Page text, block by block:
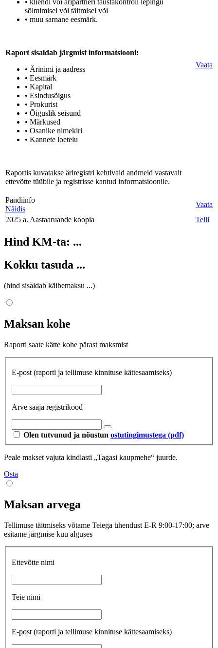
• kliendi või äripartneri taustakontroll lepingu
sõlmimisel või täitmisel või
• muu sarnane eesmärk.
Raport sisaldab järgmist informatsiooni:
• Ärinimi ja aadress
• Eesmärk
• Kapital
• Esindusõigus
• Prokurist
• Õiguslik seisund
• Märkused
• Osanike nimekiri
• Kannete loetelu
Raportis kuvatakse äriregistri kehtivaid andmeid vastavalt
ettevõtte tüübile ja registrisse kantud informatsioonile.
Vaata
Pandiinfo
Näidis
Vaata
2025 a. Aastaaruande koopia
Telli
Hind KM-ta: ...
Kokku tasuda ...
(hind sisaldab käibemaksu ...)
Maksan kohe
Raporti saate kätte kohe pärast maksmist
E-post (raporti ja tellimuse kinnituse kättesaamiseks)
Arve saaja registrikood
Olen tutvunud ja nõustun ostutingimustega (pdf)
Peale makset vajuta kindlasti „Tagasi kaupmehe“ juurde.
Osta
Maksan arvega
Tellimuse täitmiseks võtame Teiega ühendust E-R 9:00-17:00; arve
esitame järgmise kuu alguses
Ettevõtte nimi
Teie nimi
E-post (raporti ja tellimuse kinnituse kättesaamiseks)